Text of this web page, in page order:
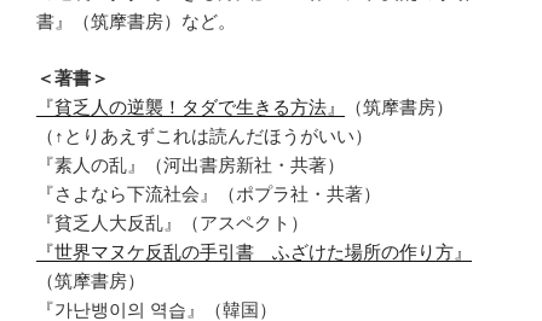
書』（筑摩書房）など。
＜著書＞
『貧乏人の逆襲！タダで生きる方法』
（筑摩書房）
（↑とりあえずこれは読んだほうがいい）
『素人の乱』（河出書房新社・共著）
『さよなら下流社会』（ポプラ社・共著）
『貧乏人大反乱』（アスペクト）
『世界マヌケ反乱の手引書 ふざけた場所の作り方』
（筑摩書房）
『가난뱅이의 역습』（韓国）